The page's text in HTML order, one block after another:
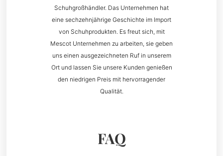
Schuhgroßhändler. Das Unternehmen hat
eine sechzehnjährige Geschichte im Import
von Schuhprodukten. Es freut sich, mit
Mescot Unternehmen zu arbeiten, sie geben
uns einen ausgezeichneten Ruf in unserem
Ort und lassen Sie unsere Kunden genießen
den niedrigen Preis mit hervorragender
Qualität.
FAQ